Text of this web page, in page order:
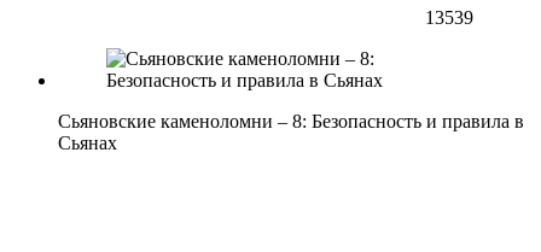
13539
Сьяновские каменоломни – 8: Безопасность и правила в
Сьянах